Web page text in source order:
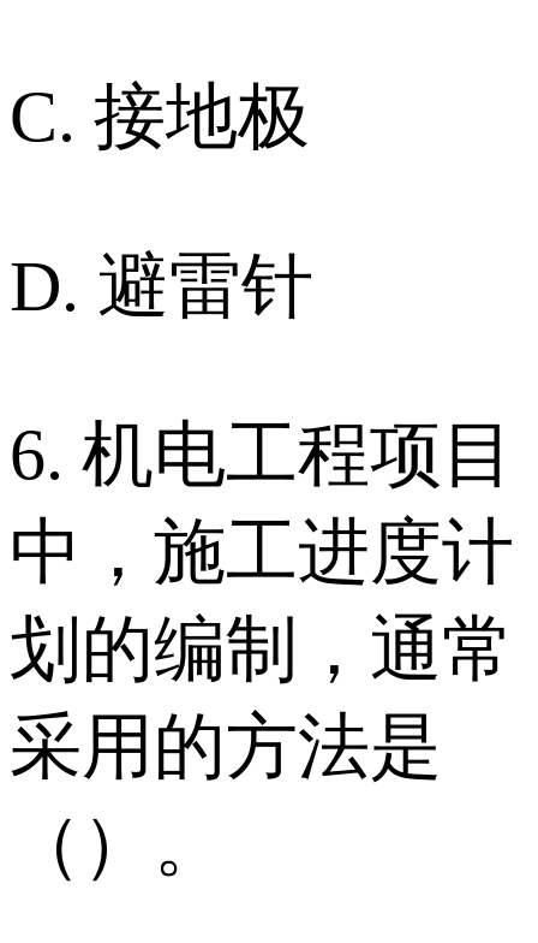
C. 接地极
D. 避雷针
6. 机电工程项目
中，施工进度计
划的编制，通常
采用的方法是
（）。